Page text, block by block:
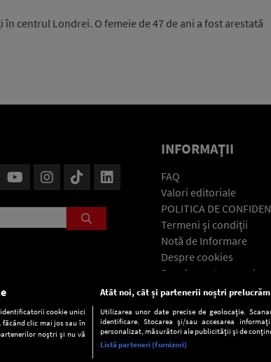
centrul Londrei. O femeie de 47 de ani a fost arestată
INFORMAŢII
FAQ
Valori editoriale
POLITICA DE
Termeni şi condiţii
Notă de Informare
Despre cookies
Regulament general
GDPR
cookie unici
clic mai jos sau în
noștri și nu vă
Atât noi, cât și partenerii noștri
Utilizarea unor date precise de geolocație.
identificare. Stocarea și/sau accesarea
personalizat, măsurători ale publicității și de
Listă parteneri (furnizori)